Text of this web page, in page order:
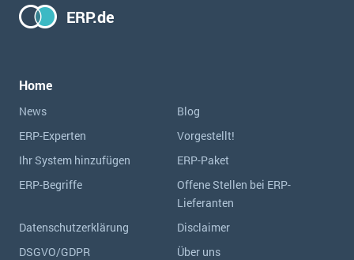
ERP.de
Home
News
Blog
ERP-Experten
Vorgestellt!
Ihr System hinzufügen
ERP-Paket
ERP-Begriffe
Offene Stellen bei ERP-
Lieferanten
Datenschutzerklärung
Disclaimer
DSGVO/GDPR
Über uns